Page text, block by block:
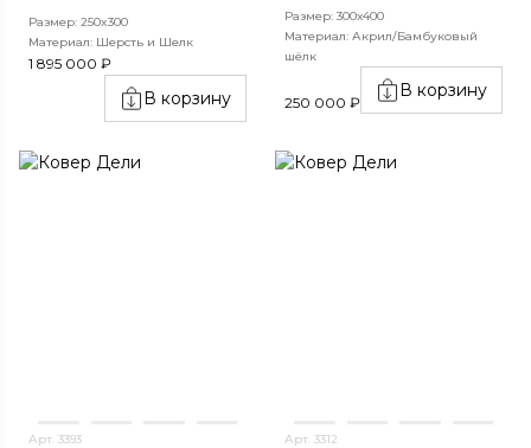
Размер: 250x300
Материал: Шерсть и Шелк
1 895 000 ₽
В корзину
Размер: 300х400
Материал: Акрил/Бамбуковый
шёлк
250 000 ₽
В корзину
Арт. 3393 Арт. 3312